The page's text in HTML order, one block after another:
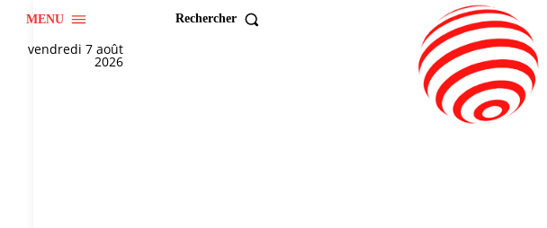
MENU Rechercher
vendredi 7 août
2026